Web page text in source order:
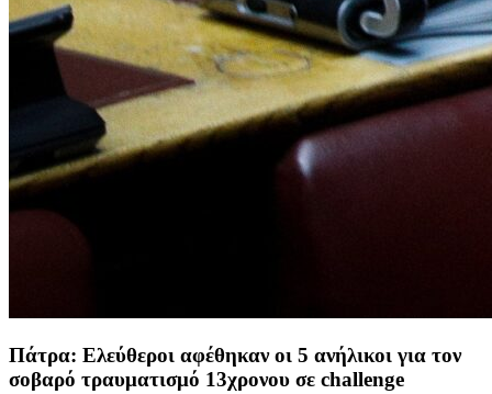
Πάτρα: Ελεύθεροι αφέθηκαν οι 5 ανήλικοι για τον
σοβαρό τραυματισμό 13χρονου σε challenge